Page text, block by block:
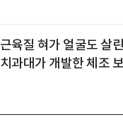
근육질 혀가 얼굴도 살
치과대가 개발한 체조